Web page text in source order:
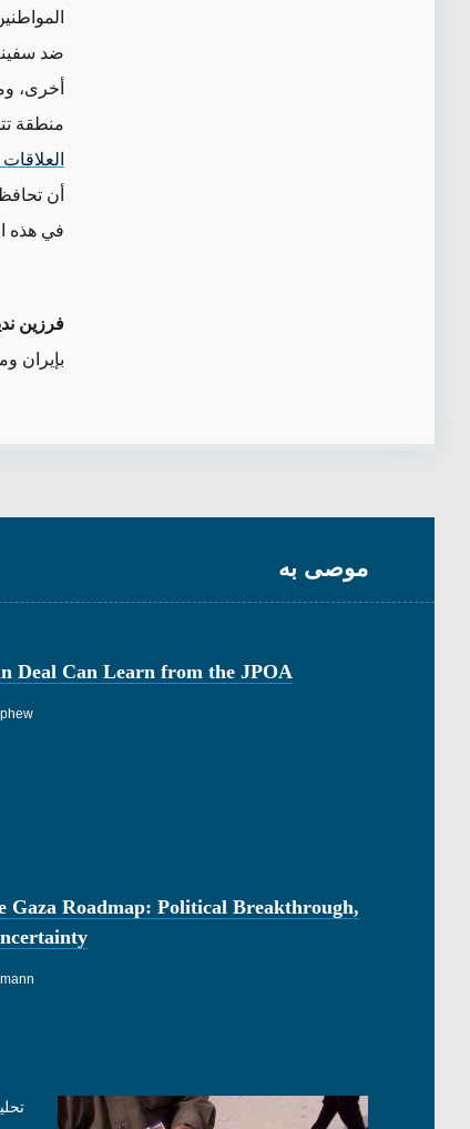
ضد
أخرى،
منطقة
أن
في هذه
فرزين
بإيران
موصى به
Deal Can Learn from the JPOA
Gaza Roadmap: Political Breakthrough,